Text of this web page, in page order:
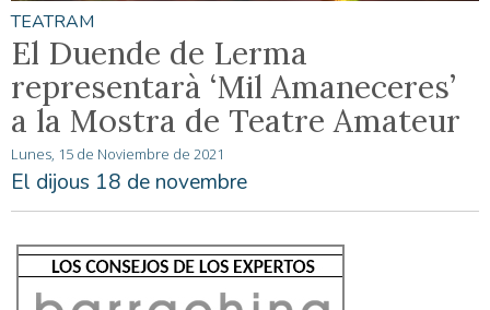
TEATRAM
El Duende de Lerma
representarà ‘Mil Amaneceres’
a la Mostra de Teatre Amateur
Lunes, 15 de Noviembre de 2021
El dijous 18 de novembre